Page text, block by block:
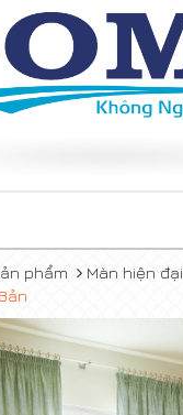
phẩm
Màn hiện đại